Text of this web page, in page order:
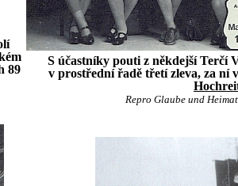
89
S účastníky pouti z někdejší Terčí
v prostřední řadě třetí zleva, za ní
Repro Glaube und